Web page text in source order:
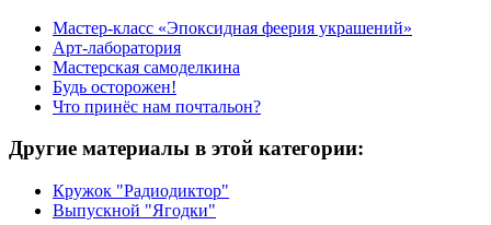
Мастер-класс «Эпоксидная феерия украшений»
Арт-лаборатория
Мастерская самоделкина
Будь осторожен!
Что принёс нам почтальон?
Другие материалы в этой категории:
Кружок "Радиодиктор"
Выпускной "Ягодки"